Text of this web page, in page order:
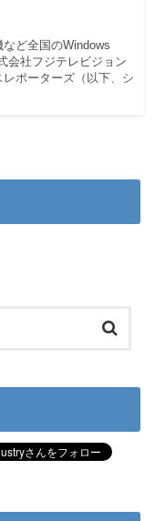
ど全国のWindows
会社フジテレビジョン
レポーターズ（以下、シ